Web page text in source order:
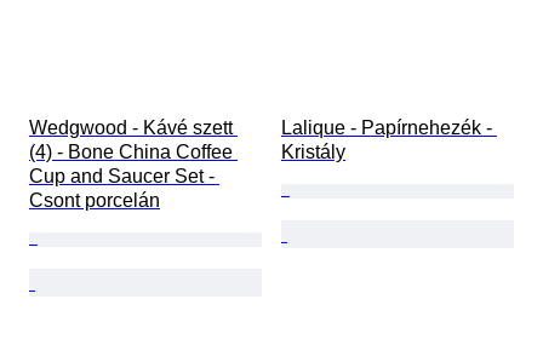
Wedgwood - Kávé szett
(4) - Bone China Coffee
Cup and Saucer Set -
Csont porcelán
Lalique - Papírnehezék -
Kristály